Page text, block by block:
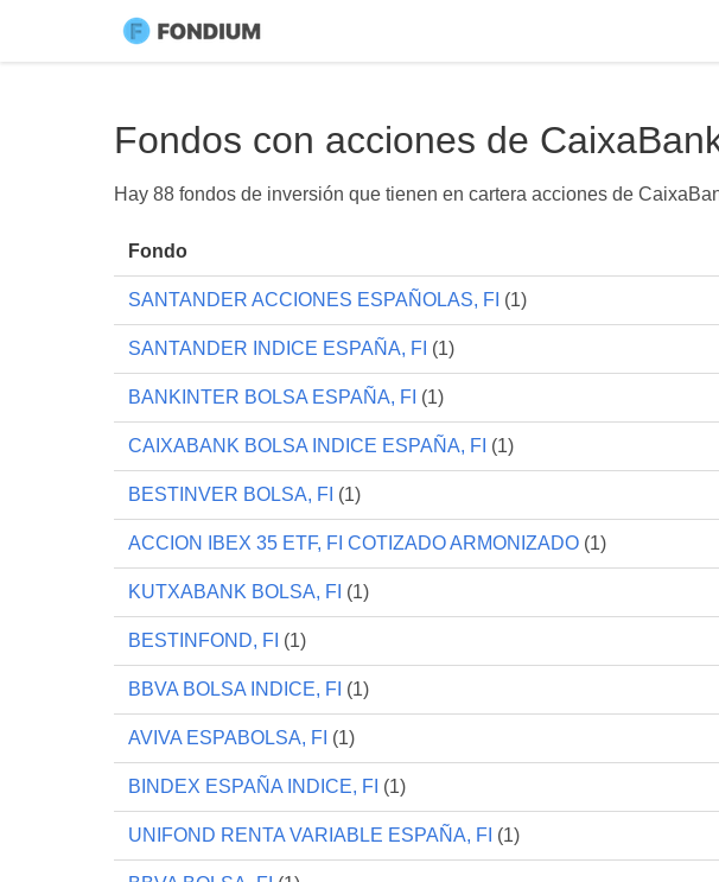
Fondos con acciones de
Hay 88 fondos de inversión que tienen en cartera acciones de
Fondo
SANTANDER ACCIONES ESPAÑOLAS, FI (1)
SANTANDER INDICE ESPAÑA, FI (1)
BANKINTER BOLSA ESPAÑA, FI (1)
CAIXABANK BOLSA INDICE ESPAÑA, FI (1)
BESTINVER BOLSA, FI (1)
ACCION IBEX 35 ETF, FI COTIZADO ARMONIZADO (1)
KUTXABANK BOLSA, FI (1)
BESTINFOND, FI (1)
BBVA BOLSA INDICE, FI (1)
AVIVA ESPABOLSA, FI (1)
BINDEX ESPAÑA INDICE, FI (1)
UNIFOND RENTA VARIABLE ESPAÑA, FI (1)